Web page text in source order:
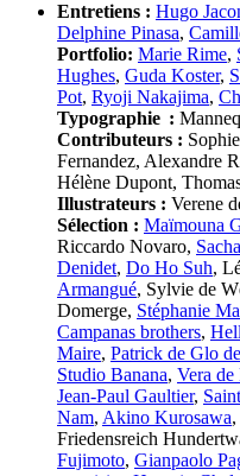
Entretiens : Hugo
Delphine Pinasa,
Portfolio: Marie Rime,
Hughes, Guda Koster,
Pot, Ryoji Nakajima,
Typographie :
Contributeurs :
Fernandez, Alexandre
Hélène Dupont,
Illustrateurs : Verene
Sélection : Maïmouna
Riccardo Novaro,
Denidet, Do Ho Suh,
Armangué, Sylvie de
Domerge, Stéphanie
Campanas brothers,
Maire, Patrick de Glo
Studio Banana, Vera de
Jean-Paul Gaultier,
Nam, Akino Kurosawa,
Friedensreich
Fujimoto, Gianpaolo